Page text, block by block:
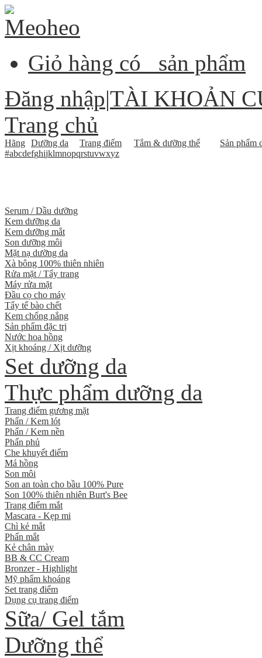
Giỏ hàng có
sản phẩm
Đăng nhập|TÀI KHOẢN
Trang chủ
Hãng Dưỡng da Trang điểm Tắm & dưỡng thể
Sản phẩm
#abcdefghijklmnopqrstuvwxyz
Serum / Dầu dưỡng
Kem dưỡng da
Kem dưỡng mắt
Son dưỡng môi
Mặt nạ dưỡng da
Xà bông 100% thiên nhiên
Rửa mặt / Tẩy trang
Máy rửa mặt
Đầu cọ cho máy
Tẩy tế bào chết
Kem chống nắng
Sản phẩm đặc trị
Nước hoa hồng
Xịt khoáng / Xịt dưỡng
Set dưỡng da
Thực phẩm dưỡng da
Trang điểm gương mặt
Phấn / Kem lót
Phấn / Kem nền
Phấn phủ
Che khuyết điểm
Má hồng
Son môi
Son an toàn cho bầu 100% Pure
Son 100% thiên nhiên Burt's Bee
Trang điểm mắt
Mascara - Kẹp mi
Chì kẻ mắt
Phấn mắt
Kẻ chân mày
BB & CC Cream
Bronzer - Highlight
Mỹ phẩm khoáng
Set trang điểm
Dụng cụ trang điểm
Sữa/ Gel tắm
Dưỡng thể